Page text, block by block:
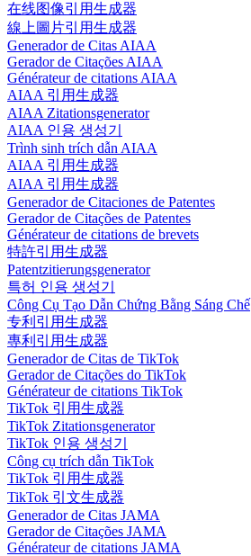
在线图像引用生成器
線上圖片引用生成器
Generador de Citas AIAA
Gerador de Citações AIAA
Générateur de citations AIAA
AIAA 引用生成器
AIAA Zitationsgenerator
AIAA 인용 생성기
Trình sinh trích dẫn AIAA
AIAA 引用生成器
AIAA 引用生成器
Generador de Citaciones de Patentes
Gerador de Citações de Patentes
Générateur de citations de brevets
特許引用生成器
Patentzitierungsgenerator
특허 인용 생성기
Công Cụ Tạo Dẫn Chứng Bằng Sáng Chế
专利引用生成器
專利引用生成器
Generador de Citas de TikTok
Gerador de Citações do TikTok
Générateur de citations TikTok
TikTok 引用生成器
TikTok Zitationsgenerator
TikTok 인용 생성기
Công cụ trích dẫn TikTok
TikTok 引用生成器
TikTok 引文生成器
Generador de Citas JAMA
Gerador de Citações JAMA
Générateur de citations JAMA